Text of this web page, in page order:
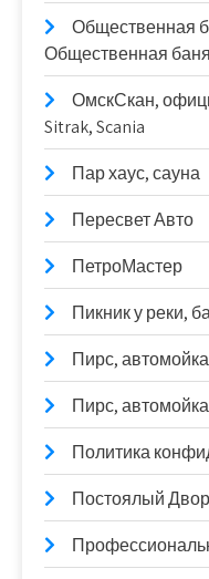
Общественная
Общественная
ОмскСкан,
Sitrak, Scania
Пар хаус, сауна
Пересвет Авто
ПетроМастер
Пикник у реки,
Пирс, автомойка
Пирс, автомойка
Политика
Постоялый